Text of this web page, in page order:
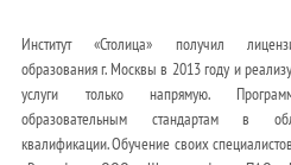
Институт «Столица» получил
образования г. Москвы в 2013 году и
услуги только напрямую.
образовательным стандартам в
квалификации. Обучение своих